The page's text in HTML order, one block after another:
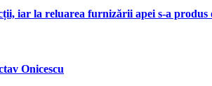
iar la reluarea furnizării apei s-a produs
Onicescu